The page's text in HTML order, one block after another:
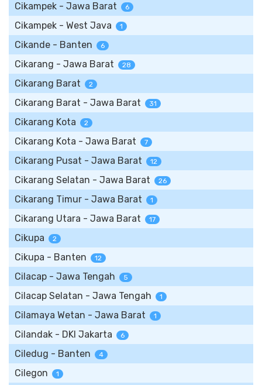
Cikampek - Jawa Barat 6
Cikampek - West Java 1
Cikande - Banten 6
Cikarang - Jawa Barat 28
Cikarang Barat 2
Cikarang Barat - Jawa Barat 31
Cikarang Kota 2
Cikarang Kota - Jawa Barat 7
Cikarang Pusat - Jawa Barat 12
Cikarang Selatan - Jawa Barat 26
Cikarang Timur - Jawa Barat 1
Cikarang Utara - Jawa Barat 17
Cikupa 2
Cikupa - Banten 12
Cilacap - Jawa Tengah 5
Cilacap Selatan - Jawa Tengah 1
Cilamaya Wetan - Jawa Barat 1
Cilandak - DKI Jakarta 6
Ciledug - Banten 4
Cilegon 1